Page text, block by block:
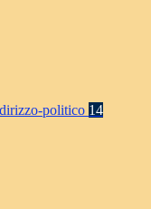
politico 14